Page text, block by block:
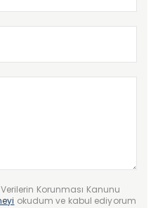
Korunması Kanunu
okudum ve kabul ediyorum